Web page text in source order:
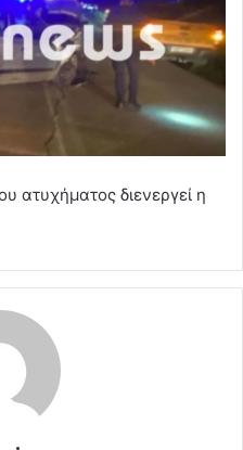
ατυχήματος διενεργεί η